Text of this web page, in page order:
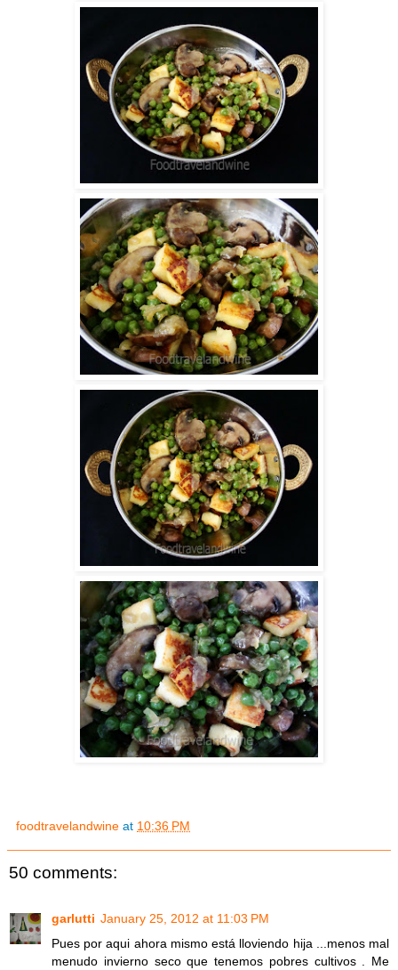
foodtravelandwine at 10:36 PM
50 comments:
garlutti January 25, 2012 at 11:03 PM
Pues por aqui ahora mismo está lloviendo hija ...menos mal
menudo invierno seco que tenemos pobres cultivos . Me